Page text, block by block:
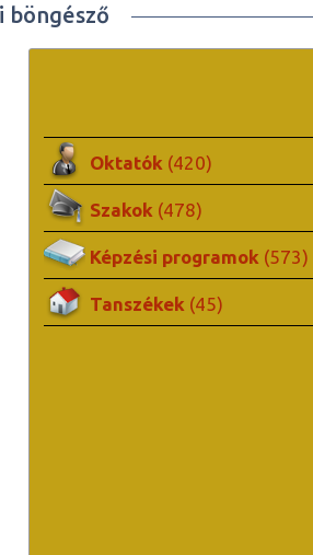
böngésző
Oktatók (420)
Szakok (478)
Képzési programok (573)
Tanszékek (45)